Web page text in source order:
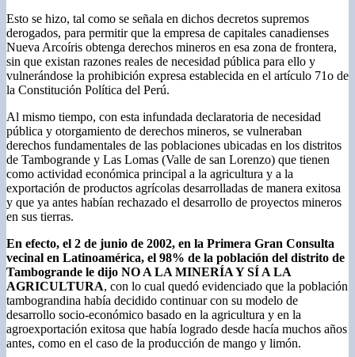
Esto se hizo, tal como se señala en dichos decretos supremos
derogados, para permitir que la empresa de capitales canadienses
Nueva Arcoíris obtenga derechos mineros en esa zona de frontera,
sin que existan razones reales de necesidad pública para ello y
vulnerándose la prohibición expresa establecida en el artículo 71o de
la Constitución Política del Perú.
Al mismo tiempo, con esta infundada declaratoria de necesidad
pública y otorgamiento de derechos mineros, se vulneraban
derechos fundamentales de las poblaciones ubicadas en los distritos
de Tambogrande y Las Lomas (Valle de san Lorenzo) que tienen
como actividad económica principal a la agricultura y a la
exportación de productos agrícolas desarrolladas de manera exitosa
y que ya antes habían rechazado el desarrollo de proyectos mineros
en sus tierras.
En efecto, el 2 de junio de 2002, en la Primera Gran Consulta
vecinal en Latinoamérica, el 98% de la población del distrito de
Tambogrande le dijo NO A LA MINERÍA Y SÍ A LA
AGRICULTURA, con lo cual quedó evidenciado que la población
tambograndina había decidido continuar con su modelo de
desarrollo socio-económico basado en la agricultura y en la
agroexportación exitosa que había logrado desde hacía muchos años
antes, como en el caso de la producción de mango y limón.